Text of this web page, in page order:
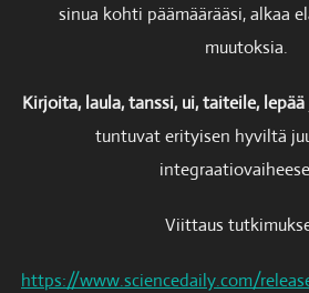
sinua kohti päämäärääsi, alkaa
muutoksia.
Kirjoita, laula, tanssi, ui, taiteile,
tuntuvat erityisen hyviltä
Viittaus
https://www.sciencedaily.com/